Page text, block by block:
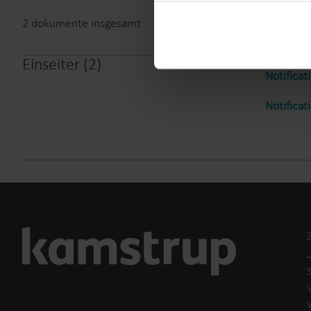
You can at any time
2 dokumente insgesamt
Einseiter (2)